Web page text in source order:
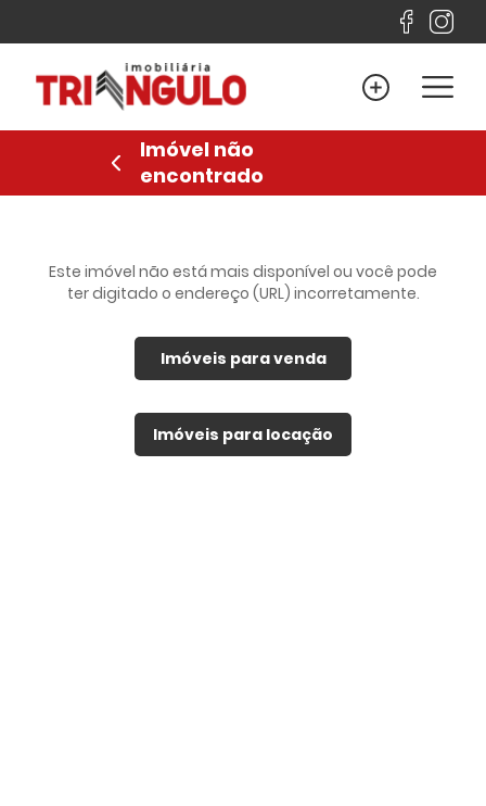
Home
Venda
Locação
Lançamentos
Financiamento
Contato
Favoritos
Anuncie
Imóvel não
encontrado
Este imóvel não está mais disponível ou você pode
ter digitado o endereço (URL) incorretamente.
Imóveis para venda
Imóveis para locação